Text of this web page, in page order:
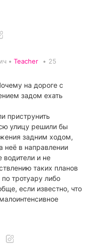
• Teacher • 25
на дороге с
задом ехать
приструнить
улицу решили бы
задним ходом,
неё в направлении
и не
таких планов
тротуару либо
если известно, что